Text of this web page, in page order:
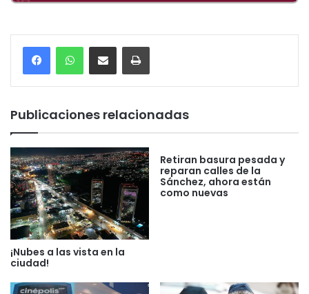
Compartir por correo electrónicoImprimir
Publicaciones relacionadas
¡Nubes a las vista en la
ciudad!
Retiran basura pesada y
reparan calles de la
Sánchez, ahora están
como nuevas